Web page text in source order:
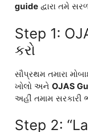
guide દ્વારા તમે
Step 1:
કરો
સૌપ્રથમ તમારા
ખોલો અને OJAS
અહીં તમામ સરકારી
Step 2: